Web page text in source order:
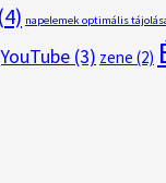
(4) napelemek optimális
YouTube (3) zene (2)